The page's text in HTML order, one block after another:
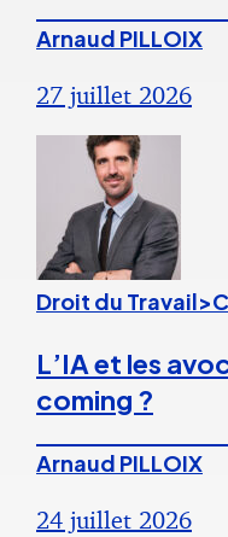
Arnaud PILLOIX
27 juillet 2026
Droit du
L’IA et les
coming ?
Arnaud PILLOIX
24 juillet 2026